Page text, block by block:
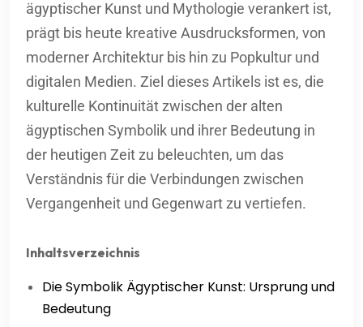
ägyptischer Kunst und Mythologie verankert ist,
prägt bis heute kreative Ausdrucksformen, von
moderner Architektur bis hin zu Popkultur und
digitalen Medien. Ziel dieses Artikels ist es, die
kulturelle Kontinuität zwischen der alten
ägyptischen Symbolik und ihrer Bedeutung in
der heutigen Zeit zu beleuchten, um das
Verständnis für die Verbindungen zwischen
Vergangenheit und Gegenwart zu vertiefen.
Inhaltsverzeichnis
Die Symbolik Ägyptischer Kunst: Ursprung und
Bedeutung